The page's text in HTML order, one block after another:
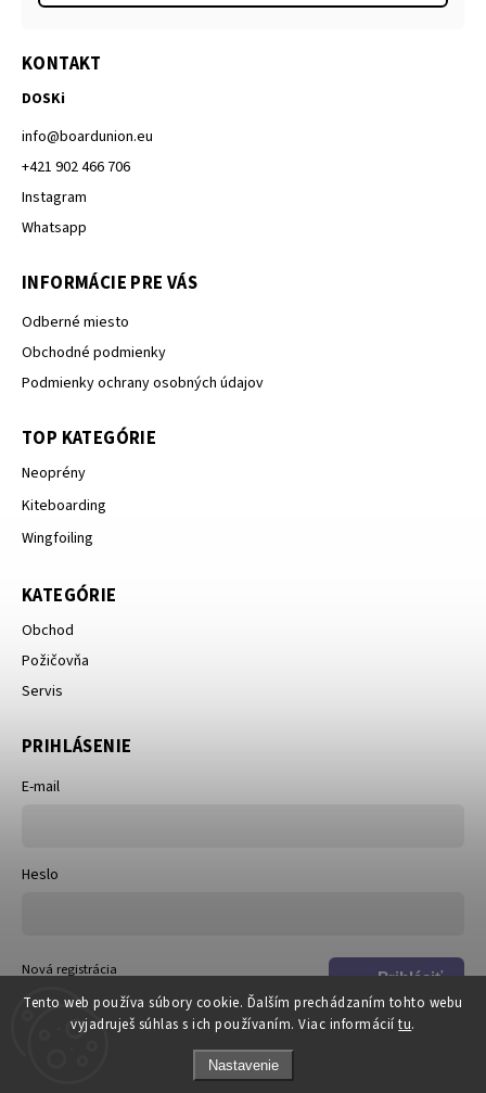
Tento web používa súbory cookie. Ďalším prechádzaním tohto webu
vyjadruješ súhlas s ich používaním. Viac informáciítu.
Nastavenie
KONTAKT
DOSKi
info@boardunion.eu
+421 902 466 706
Instagram
Whatsapp
INFORMÁCIE PRE VÁS
Odberné miesto
Obchodné podmienky
Podmienky ochrany osobných údajov
TOP KATEGÓRIE
Neoprény
Kiteboarding
Wingfoiling
KATEGÓRIE
Obchod
Požičovňa
Servis
PRIHLÁSENIE
E-mail
Heslo
Prihlásiť
sa
Nová registrácia
Zabudnuté heslo